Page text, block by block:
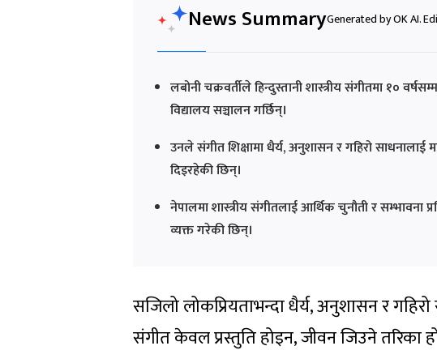
News SummaryGenerated by OK AI.
लबोनी चक्रवर्तीले हिन्दुस्तानी शास्त्रीय संगीतमा १०
विद्यालय सञ्चालन गर्छिन्।
उनले संगीत शिक्षामा धैर्य, अनुशासन र गहिरो साधनालाई
दिइरहेकी छिन्।
नेपालमा शास्त्रीय संगीतलाई आर्थिक चुनौती र सम्भावना
व्यक्त गरेकी छिन्।
सजिलो लोकप्रियताभन्दा धैर्य, अनुशासन र गहिरो
संगीत केवल प्रस्तुति होइन, जीवन जिउने तरिका